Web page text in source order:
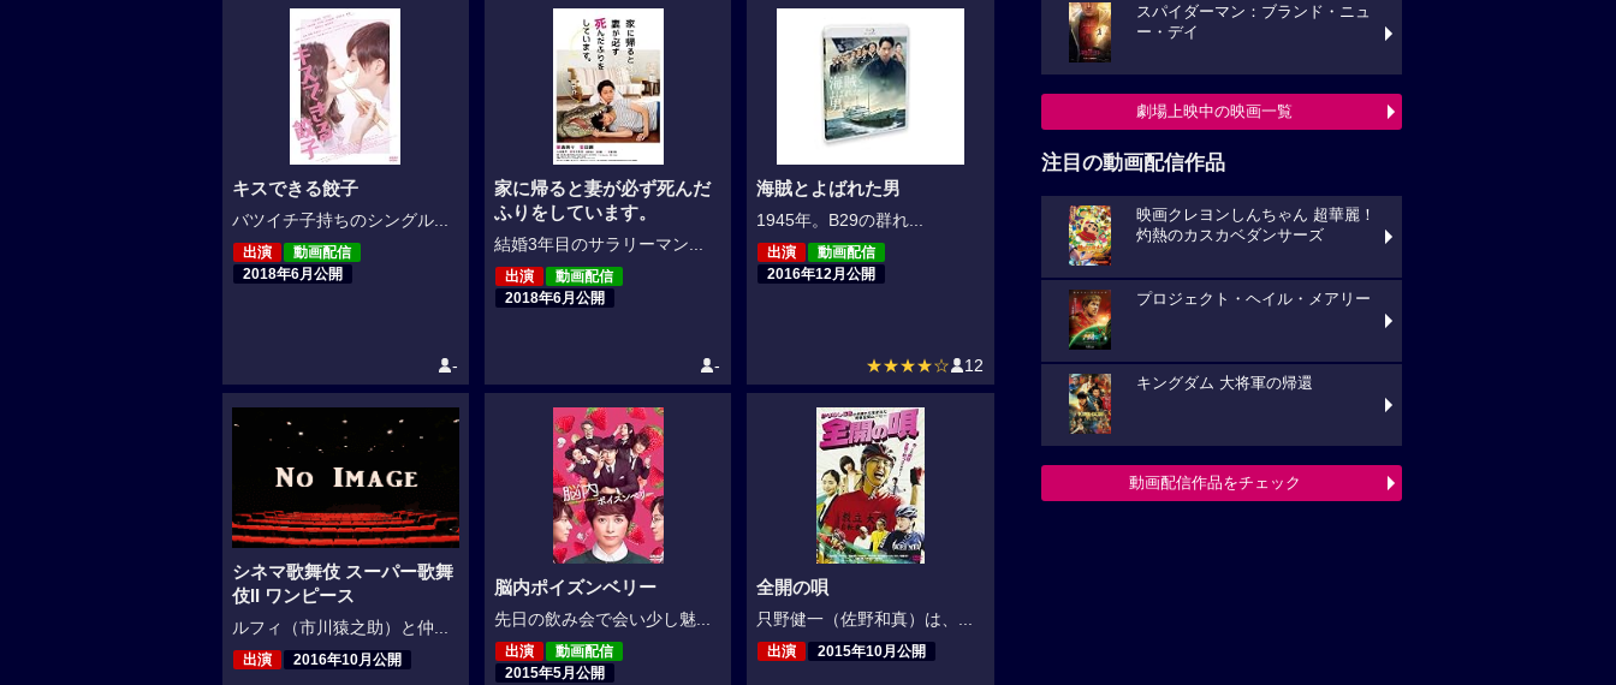
キスできる餃子
バツイチ子持ちのシングル...
出演
動画配信
2018年6月公開
-
家に帰ると妻が必ず死んだ
ふりをしています。
結婚3年目のサラリーマン...
出演
動画配信
2018年6月公開
-
海賊とよばれた男
1945年。B29の群れ...
出演
動画配信
2016年12月公開
★★★★☆ 12
シネマ歌舞伎 スーパー歌舞
伎II ワンピース
ルフィ（市川猿之助）と仲...
出演 2016年10月公開
脳内ポイズンベリー
先日の飲み会で会い少し魅...
出演
動画配信
2015年5月公開
全開の唄
只野健一（佐野和真）は、...
出演 2015年10月公開
スパイダーマン：ブランド・ニュ
ー・デイ
劇場上映中の映画一覧
注目の動画配信作品
映画クレヨンしんちゃん 超華麗！
灼熱のカスカベダンサーズ
プロジェクト・ヘイル・メアリー
キングダム 大将軍の帰還
動画配信作品をチェック